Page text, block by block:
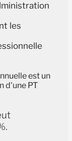
les
est un
d'une PT